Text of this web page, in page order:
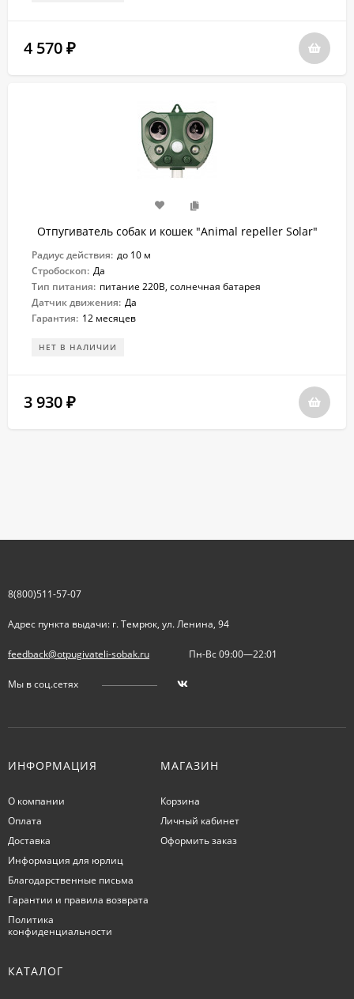
4 570 ₽
Отпугиватель собак и кошек "Animal repeller Solar"
Радиус действия: до 10 м
Стробоскоп: Да
Тип питания: питание 220В, солнечная батарея
Датчик движения: Да
Гарантия: 12 месяцев
НЕТ В НАЛИЧИИ
3 930 ₽
8(800)511-57-07
Адрес пункта выдачи: г. Темрюк, ул. Ленина, 94
feedback@otpugivateli-sobak.ru Пн-Вс 09:00—22:01
Мы в соц.сетях
ИНФОРМАЦИЯ
О компании
Оплата
Доставка
Информация для юрлиц
Благодарственные письма
Гарантии и правила возврата
Политика
конфиденциальности
МАГАЗИН
Корзина
Личный кабинет
Оформить заказ
КАТАЛОГ